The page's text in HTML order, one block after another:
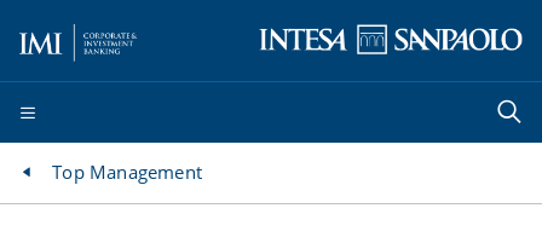
Top Management